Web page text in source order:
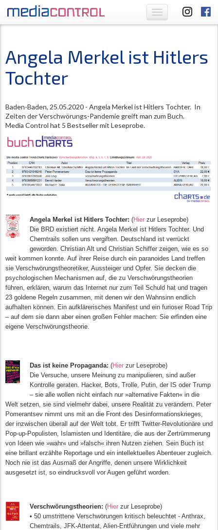
Toggle
navigation
Angela Merkel ist Hitlers
Tochter
Baden-Baden, 25.05.2020 - Angela Merkel ist Hitlers Tochter. In
Zeiten der Verschwörungs-Pandemie greift man zum Buch.
Media Control hat 5 Bestseller mit Leseprobe.
Angela Merkel ist Hitlers Tochter: (Hierzur Leseprobe)
Die BRD existiert nicht. Angela Merkel ist Hitlers Tochter. Und
Chemtrails sollen uns vergiften. Deutschland ist verrückt
geworden. Christian Alt und Christian Schiffer zeigen, wie es so
weit kommen konnte. Auf ihrer Reise durch ein paranoides Land treffen
sie Verschwörungstheoretiker, Aussteiger und Opfer. Sie decken die
psychologischen Mechanismen auf, die zu Verschwörungstheorien
führen, erklären, warum das Internet nur zum Teil Schuld hat und tragen
23 goldene Regeln zusammen, mit denen wir den Wahnsinn endlich
aufhalten können. Ein aufklärerisches Manifest und ein furioser Road Trip
– auf dem sie dann aber einen großen Fehler machen: Sie erfinden eine
eigene Verschwörungstheorie.
Das ist keine Propaganda: (Hierzur Leseprobe)
Die Versuche, unsere Meinung zu manipulieren, sind außer
Kontrolle geraten. Hacker, Bots, Trolle, Putin, der IS oder Trump
– sie alle wollen nicht einfach nur »alternative Fakten« in die
Welt setzen, sie sind vielmehr dabei, unsere Realität zu verändern. Peter
Pomerantsev nimmt uns mit an die Front des Desinformationskrieges,
der inzwischen überall auf der Welt tobt. Er trifft Twitter-Revolutionäre und
Pop-up-Populisten, Islamisten und Identitäre, die aus der Zertrümmerung
von Ideen wie »wahr« und »falsch« ihren Nutzen ziehen. Sein Buch ist
eine brillant erzählte Reportage und ein intellektuelles Abenteuer zugleich.
Noch nie ist das Ausmaß der Angriffe, denen unsere Wirklichkeit
ausgesetzt ist, so eindrucksvoll vor Augen geführt worden.
Verschwörungstheorien: (Hierzur Leseprobe)
• 50 umstrittene Verschwörungen kritisch beleuchtet - Anthrax,
Chemtrails, JFK-Attentat, Alien-Entführungen und viele mehr